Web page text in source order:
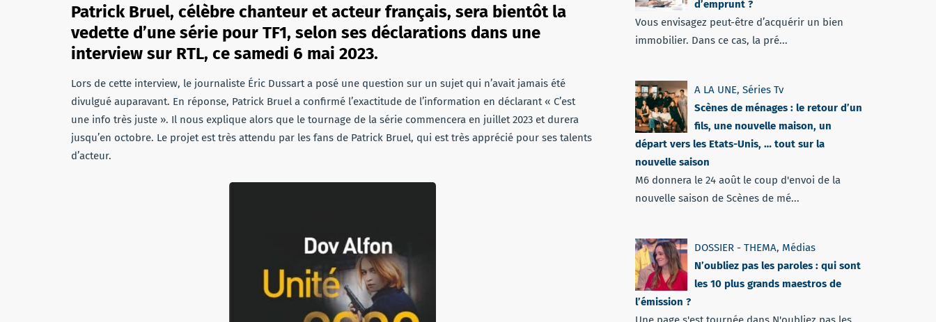
Patrick Bruel, célèbre chanteur et acteur français, sera bientôt la
vedette d’une série pour TF1, selon ses déclarations dans une
interview sur RTL, ce samedi 6 mai 2023.
Lors de cette interview, le journaliste Éric Dussart a posé une question sur un sujet qui n’avait jamais été
divulgué auparavant. En réponse, Patrick Bruel a confirmé l’exactitude de l’information en déclarant « C’est
une info très juste ». Il nous explique alors que le tournage de la série commencera en juillet 2023 et durera
jusqu’en octobre. Le projet est très attendu par les fans de Patrick Bruel, qui est très apprécié pour ses talents
d’acteur.
d’emprunt ?
Vous envisagez peut-être d’acquérir un bien
immobilier. Dans ce cas, la pré...
A LA UNE, Séries Tv
Scènes de ménages : le retour d’un
fils, une nouvelle maison, un
départ vers les Etats-Unis, … tout sur la
nouvelle saison
M6 donnera le 24 août le coup d'envoi de la
nouvelle saison de Scènes de mé...
DOSSIER - THEMA, Médias
N’oubliez pas les paroles : qui sont
les 10 plus grands maestros de
l’émission ?